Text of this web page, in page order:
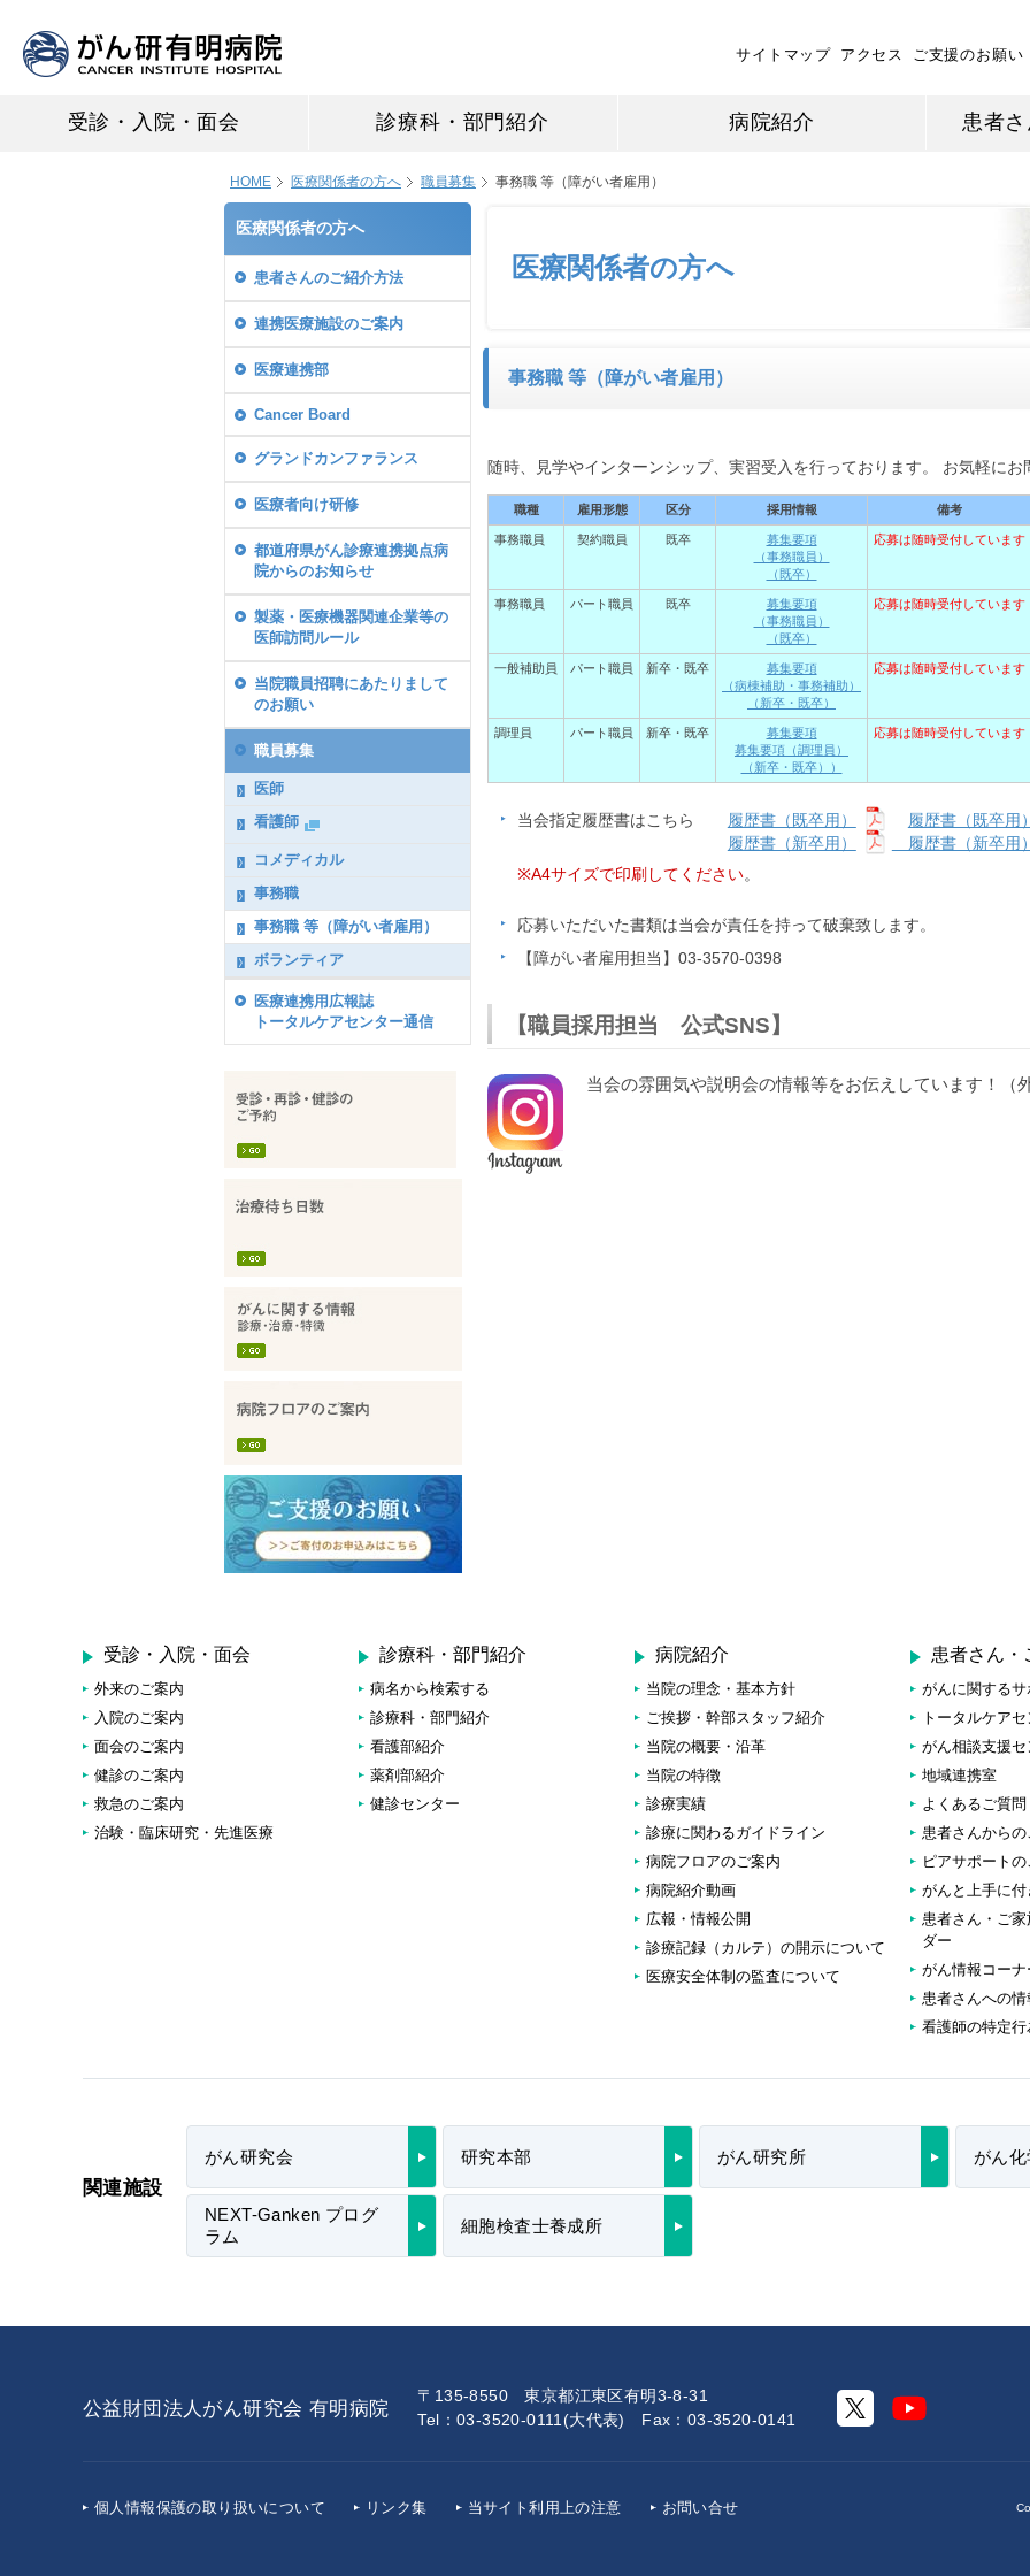
サイトマップ アクセス ご支援のお願い
受診・入院・面会 診療科・部門紹介 病院紹介 患者
HOME 医療関係者の方へ 職員募集 事務職 等（障がい者雇用）
医療関係者の方へ
事務職 等（障がい者雇用）
随時、見学やインターンシップ、実習受入を行っております。 お気軽にお
職種 雇用形態 区分 採用情報 備考
事務職員 契約職員 既卒
募集要項
（事務職員）
（既卒）
応募は随時受付しています
事務職員 パート職員 既卒
募集要項
（事務職員）
（既卒）
応募は随時受付しています
一般補助員 パート職員 新卒・既卒
募集要項
（病棟補助・事務補助）
（新卒・既卒）
応募は随時受付しています
調理員 パート職員 新卒・既卒
募集要項
募集要項（調理員）
（新卒・既卒））
応募は随時受付しています
当会指定履歴書はこちら 履歴書（既卒用）
履歴書（既卒用
履歴書（新卒用）
履歴書（新卒用
※A4サイズで印刷してください。
応募いただいた書類は当会が責任を持って破棄致します。
【障がい者雇用担当】03-3570-0398
【職員採用担当 公式SNS】
当会の雰囲気や説明会の情報等をお伝えしています！（
医療関係者の方へ
患者さんのご紹介方法
連携医療施設のご案内
医療連携部
Cancer Board
グランドカンファランス
医療者向け研修
都道府県がん診療連携拠点病
院からのお知らせ
製薬・医療機器関連企業等の
医師訪問ルール
当院職員招聘にあたりまして
のお願い
職員募集
医師
看護師
コメディカル
事務職
事務職 等（障がい者雇用）
ボランティア
医療連携用広報誌
トータルケアセンター通信
受診・入院・面会
外来のご案内
入院のご案内
面会のご案内
健診のご案内
救急のご案内
治験・臨床研究・先進医療
診療科・部門紹介
病名から検索する
診療科・部門紹介
看護部紹介
薬剤部紹介
健診センター
病院紹介
当院の理念・基本方針
ご挨拶・幹部スタッフ紹介
当院の概要・沿革
当院の特徴
診療実績
診療に関わるガイドライン
病院フロアのご案内
病院紹介動画
広報・情報公開
診療記録（カルテ）の開示について
医療安全体制の監査について
患者さん・
がんに関する
トータルケア
がん相談支援セ
地域連携室
よくあるご質問
患者さんから
ピアサポート
がんと上手に
患者さん・ご
ダー
がん情報コーナ
患者さんへの情
看護師の特定
関連施設
がん研究会 研究本部 がん研究所 がん
NEXT-Ganken プログ
ラム
細胞検査士養成所
公益財団法人がん研究会 有明病院
〒135-8550 東京都江東区有明3-8-31
Tel：03-3520-0111(大代表) Fax：03-3520-0141
個人情報保護の取り扱いについて リンク集 当サイト利用上の注意 お問い合せ